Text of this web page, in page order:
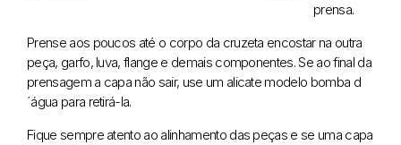
prensa.
Prense aos poucos até o corpo da cruzeta encostar na outra
peça, garfo, luva, flange e demais componentes. Se ao final da
prensagem a capa não sair, use um alicate modelo bomba d
´água para retirá-la.
Fique sempre atento ao alinhamento das peças e se uma capa